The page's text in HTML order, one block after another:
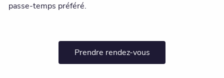
passe-temps préféré.
Prendre rendez-vous